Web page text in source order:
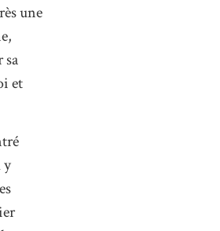
une
sa
et
y